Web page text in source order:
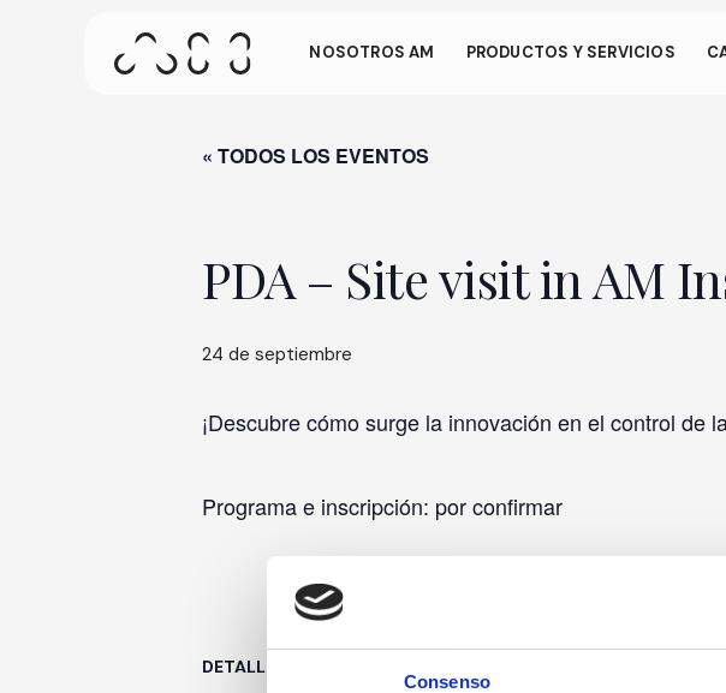
Consenso
gestos.
lugar de la pantalla.
Pulse ENTER para buscar o ESC para cerrar
NOSOTROS AM PRODUCTOS Y SERVICIOS
« TODOS LOS EVENTOS
PDA – Site visit in AM
24 de septiembre
¡Descubre cómo surge la innovación en el control de
Programa e inscripción: por confirmar
DETALLES